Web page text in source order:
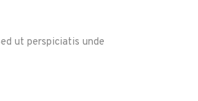
diminuire
ut perspiciatis unde